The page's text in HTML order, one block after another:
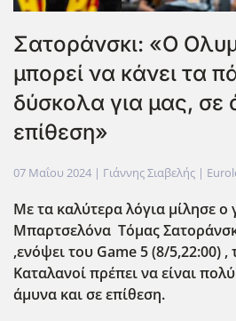
Σατοράνσκι: «Ο
μπορεί να κάνει τα
δύσκολα για μας, σε
επίθεση»
07 Μαΐου 2024 | Γιάννης Σιαβελής |
Με τα καλύτερα λόγια μίλησε ο
Μπαρτσελόνα Τόμας
,ενόψει του Game 5 (8/5,22:00) ,
Καταλανοί πρέπει να είναι
άμυνα και σε επίθεση.